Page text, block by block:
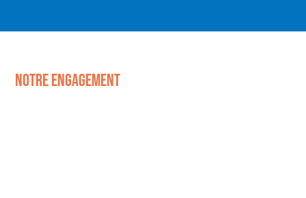
notre engagement